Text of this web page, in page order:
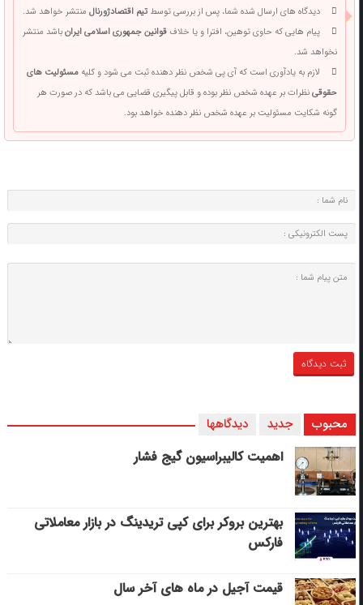
دیدگاه های ارسال شده شما، پس از بررسی توسطتیم اقتصادژورنالمنتشر خواهد شد.
پیام هایی که حاوی توهین، افترا و یا خلافقوانین جمهوری اسلامی ایرانباشد منتشر
نخواهد شد.
لازم به یادآوری است که آی پی شخص نظر دهنده ثبت می شود و کلیهمسئولیت های
حقوقینظرات بر عهده شخص نظر بوده و قابل پیگیری قضایی می باشد که در صورت هر
گونه شکایت مسئولیت بر عهده شخص نظر دهنده خواهد بود.
محبوب جدید دیدگاهها
اهمیت کالیبراسیون گیج فشار
بهترین بروکر برای کپی‌ تریدینگ در بازار معاملاتی
فارکس
قیمت آجیل در ماه های آخر سال